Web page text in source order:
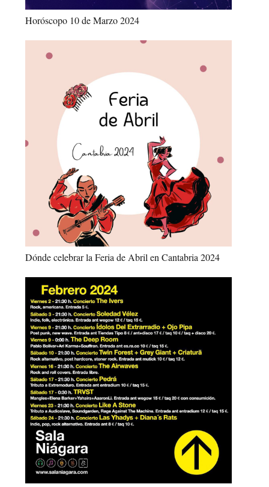
Horóscopo 10 de Marzo 2024
Dónde celebrar la Feria de Abril en Cantabria 2024